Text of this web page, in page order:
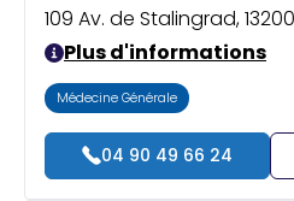
109 Av. de Stalingrad,
Plus d'informations
Médecine Générale
04 90 49 66 24